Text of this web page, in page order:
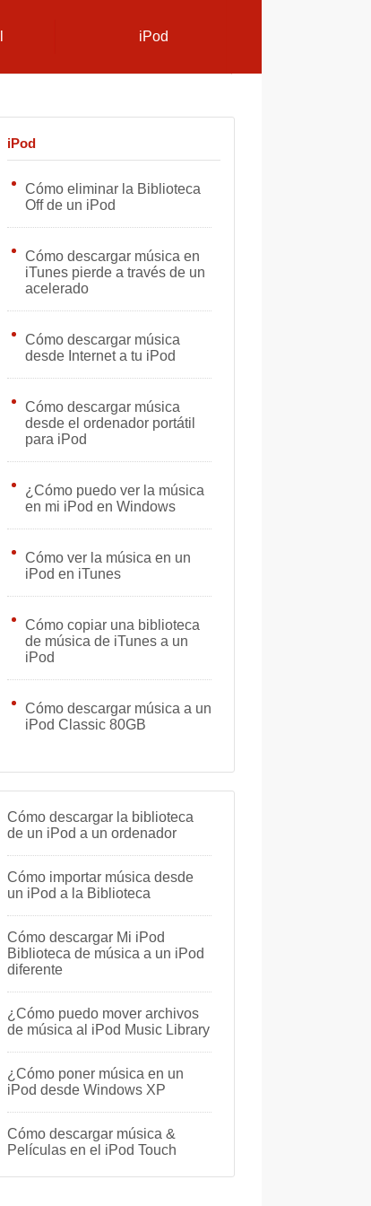
iPod
iPod
Cómo eliminar la Biblioteca
Off de un iPod
Cómo descargar música en
iTunes pierde a través de un
acelerado
Cómo descargar música
desde Internet a tu iPod
Cómo descargar música
desde el ordenador portátil
para iPod
¿Cómo puedo ver la música
en mi iPod en Windows
Cómo ver la música en un
iPod en iTunes
Cómo copiar una biblioteca
de música de iTunes a un
iPod
Cómo descargar música a un
iPod Classic 80GB
Cómo descargar la biblioteca
de un iPod a un ordenador
Cómo importar música desde
un iPod a la Biblioteca
Cómo descargar Mi iPod
Biblioteca de música a un iPod
diferente
¿Cómo puedo mover archivos
de música al iPod Music Library
¿Cómo poner música en un
iPod desde Windows XP
Cómo descargar música &
Películas en el iPod Touch